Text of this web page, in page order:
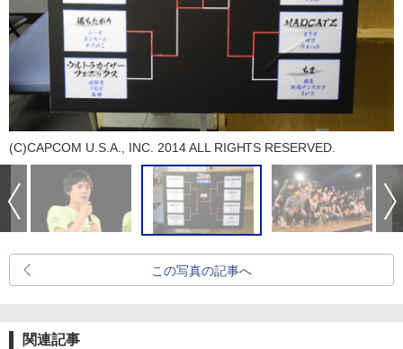
(C)CAPCOM U.S.A., INC. 2014 ALL RIGHTS RESERVED.
この写真の記事へ
関連記事